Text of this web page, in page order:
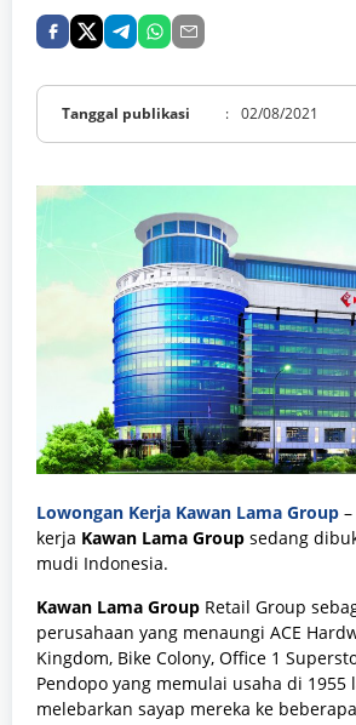
Tanggal publikasi : 02/08/2021
Lowongan Kerja Kawan Lama Group
kerja Kawan Lama Group sedang
mudi Indonesia.
Kawan Lama Group Retail Group
perusahaan yang menaungi ACE
Kingdom, Bike Colony, Office 1
Pendopo yang memulai usaha di 1955
melebarkan sayap mereka ke